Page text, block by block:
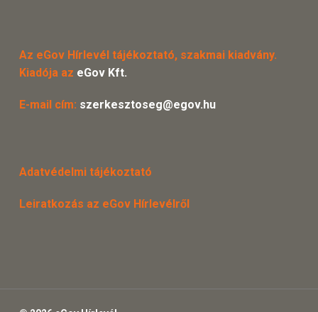
Az eGov Hírlevél tájékoztató, szakmai kiadvány.
Kiadója az eGov Kft.
E-mail cím: szerkesztoseg@egov.hu
Adatvédelmi tájékoztató
Leiratkozás az eGov Hírlevélről